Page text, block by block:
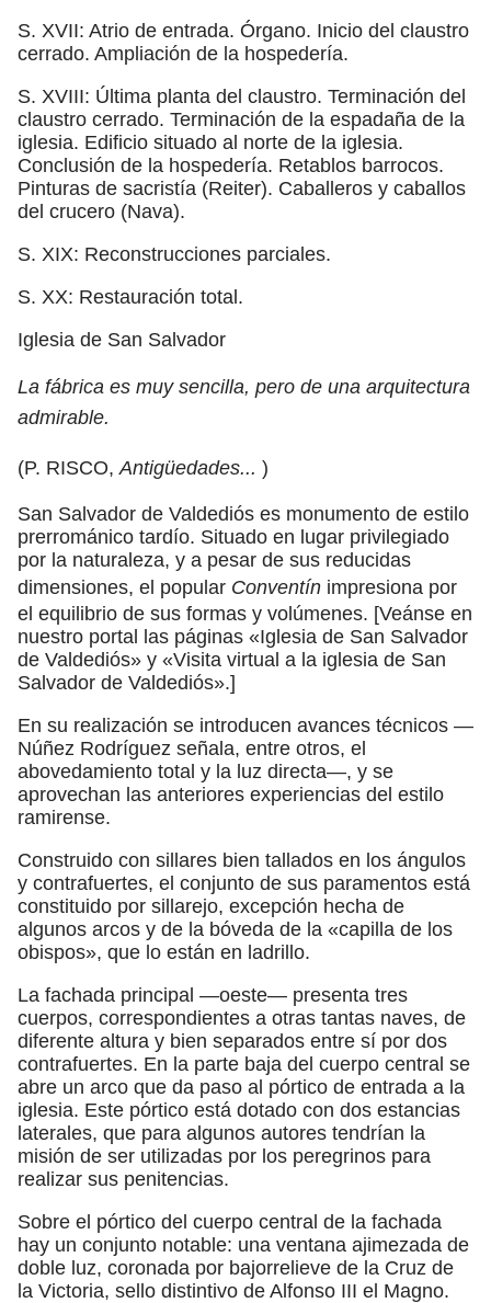
S. XVII: Atrio de entrada. Órgano. Inicio del claustro
cerrado. Ampliación de la hospedería.
S. XVIII: Última planta del claustro. Terminación del
claustro cerrado. Terminación de la espadaña de la
iglesia. Edificio situado al norte de la iglesia.
Conclusión de la hospedería. Retablos barrocos.
Pinturas de sacristía (Reiter). Caballeros y caballos
del crucero (Nava).
S. XIX: Reconstrucciones parciales.
S. XX: Restauración total.
Iglesia de San Salvador
La fábrica es muy sencilla, pero de una arquitectura
admirable.
(P. RISCO, Antigüedades... )
San Salvador de Valdediós es monumento de estilo
prerrománico tardío. Situado en lugar privilegiado
por la naturaleza, y a pesar de sus reducidas
dimensiones, el popular Conventín impresiona por
el equilibrio de sus formas y volúmenes. [Veánse en
nuestro portal las páginas «Iglesia de San Salvador
de Valdediós» y «Visita virtual a la iglesia de San
Salvador de Valdediós».]
En su realización se introducen avances técnicos —
Núñez Rodríguez señala, entre otros, el
abovedamiento total y la luz directa—, y se
aprovechan las anteriores experiencias del estilo
ramirense.
Construido con sillares bien tallados en los ángulos
y contrafuertes, el conjunto de sus paramentos está
constituido por sillarejo, excepción hecha de
algunos arcos y de la bóveda de la «capilla de los
obispos», que lo están en ladrillo.
La fachada principal —oeste— presenta tres
cuerpos, correspondientes a otras tantas naves, de
diferente altura y bien separados entre sí por dos
contrafuertes. En la parte baja del cuerpo central se
abre un arco que da paso al pórtico de entrada a la
iglesia. Este pórtico está dotado con dos estancias
laterales, que para algunos autores tendrían la
misión de ser utilizadas por los peregrinos para
realizar sus penitencias.
Sobre el pórtico del cuerpo central de la fachada
hay un conjunto notable: una ventana ajimezada de
doble luz, coronada por bajorrelieve de la Cruz de
la Victoria, sello distintivo de Alfonso III el Magno.